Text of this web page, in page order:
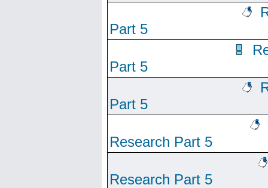
Part 5
Part 5
Part 5
Research Part 5
Research Part 5